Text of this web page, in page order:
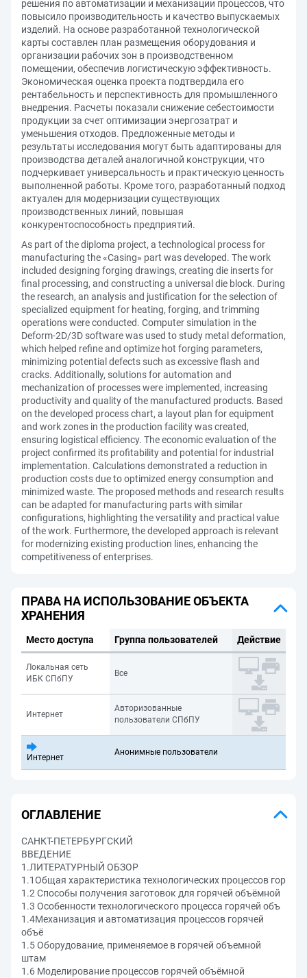
решения по автоматизации и механизации процессов, что
повысило производительность и качество выпускаемых
изделий. На основе разработанной технологической
карты составлен план размещения оборудования и
организации рабочих зон в производственном
помещении, обеспечив логистическую эффективность.
Экономическая оценка проекта подтвердила его
рентабельность и перспективность для промышленного
внедрения. Расчеты показали снижение себестоимости
продукции за счет оптимизации энергозатрат и
уменьшения отходов. Предложенные методы и
результаты исследования могут быть адаптированы для
производства деталей аналогичной конструкции, что
подчеркивает универсальность и практическую ценность
выполненной работы. Кроме того, разработанный подход
актуален для модернизации существующих
производственных линий, повышая
конкурентоспособность предприятий.
As part of the diploma project, a technological process for
manufacturing the «Casing» part was developed. The work
included designing forging drawings, creating die inserts for
final processing, and constructing a universal die block. During
the research, an analysis and justification for the selection of
specialized equipment for heating, forging, and trimming
operations were conducted. Computer simulation in the
Deform-2D/3D software was used to study metal deformation,
which helped refine and optimize hot forging parameters,
minimizing potential defects such as excessive flash and
cracks. Additionally, solutions for automation and
mechanization of processes were implemented, increasing
productivity and quality of the manufactured products. Based
on the developed process chart, a layout plan for equipment
and work zones in the production facility was created,
ensuring logistical efficiency. The economic evaluation of the
project confirmed its profitability and potential for industrial
implementation. Calculations demonstrated a reduction in
production costs due to optimized energy consumption and
minimized waste. The proposed methods and research results
can be adapted for manufacturing parts with similar
configurations, highlighting the versatility and practical value
of the work. Furthermore, the developed approach is relevant
for modernizing existing production lines, enhancing the
competitiveness of enterprises.
ПРАВА НА ИСПОЛЬЗОВАНИЕ ОБЪЕКТА
ХРАНЕНИЯ
Место доступа Группа пользователей Действие
Локальная сеть
ИБК СПбПУ
Все
Интернет
Авторизованные
пользователи СПбПУ
Интернет
Анонимные пользователи
ОГЛАВЛЕНИЕ
САНКТ-ПЕТЕРБУРГСКИЙ
ВВЕДЕНИЕ
1.ЛИТЕРАТУРНЫЙ ОБЗОР
1.1Общая характеристика технологических процессов гор
1.2 Способы получения заготовок для горячей объёмной
1.3 Особенности технологического процесса горячей объ
1.4Механизация и автоматизация процессов горячей
объё
1.5 Оборудование, применяемое в горячей объемной
штам
1.6 Моделирование процессов горячей объёмной